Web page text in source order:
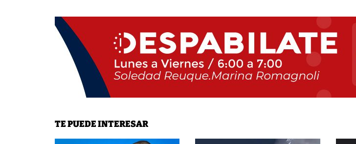
TE PUEDE INTERESAR